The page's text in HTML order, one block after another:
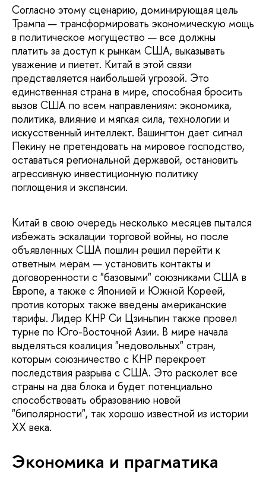
Согласно этому сценарию, доминирующая цель
Трампа — трансформировать экономическую мощь
в политическое могущество — все должны
платить за доступ к рынкам США, выказывать
уважение и пиетет. Китай в этой связи
представляется наибольшей угрозой. Это
единственная страна в мире, способная бросить
вызов США по всем направлениям: экономика,
политика, влияние и мягкая сила, технологии и
искусственный интеллект. Вашингтон дает сигнал
Пекину не претендовать на мировое господство,
оставаться региональной державой, остановить
агрессивную инвестиционную политику
поглощения и экспансии.
Китай в свою очередь несколько месяцев пытался
избежать эскалации торговой войны, но после
объявленных США пошлин решил перейти к
ответным мерам — установить контакты и
договоренности с "базовыми" союзниками США в
Европе, а также с Японией и Южной Кореей,
против которых также введены американские
тарифы. Лидер КНР Си Цзиньпин также провел
турне по Юго-Восточной Азии. В мире начала
выделяться коалиция "недовольных" стран,
которым союзничество с КНР перекроет
последствия разрыва с США. Это расколет все
страны на два блока и будет потенциально
способствовать образованию новой
"биполярности", так хорошо известной из истории
ХХ века.
Экономика и прагматика